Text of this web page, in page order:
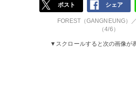
ポスト シェア
FOREST（GANGNEUNG）
（4/6）
▼スクロールすると次の画像が